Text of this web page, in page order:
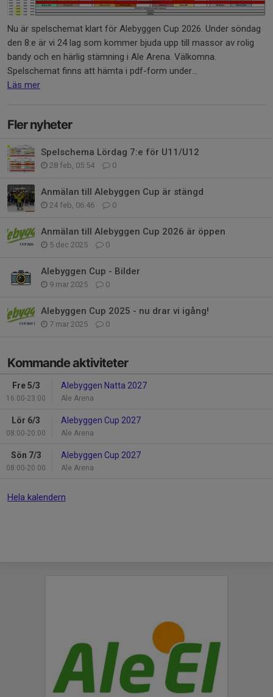
Nu är spelschemat klart för Alebyggen Cup 2026. Under söndag
den 8:e är vi 24 lag som kommer bjuda upp till massor av rolig
bandy och en härlig stämning i Ale Arena. Välkomna.
Spelschemat finns att hämta i pdf-form under...
Läs mer
Fler nyheter
Spelschema Lördag 7:e för U11/U12
28 feb, 05:54 0
Anmälan till Alebyggen Cup är stängd
24 feb, 06:46 0
Anmälan till Alebyggen Cup 2026 är öppen
5 dec 2025 0
Alebyggen Cup - Bilder
9 mar 2025 0
Alebyggen Cup 2025 - nu drar vi igång!
7 mar 2025 0
Kommande aktiviteter
Fre 5/3
16:00-23:00
Alebyggen Natta 2027
Ale Arena
Lör 6/3
08:00-20:00
Alebyggen Cup 2027
Ale Arena
Sön 7/3
08:00-20:00
Alebyggen Cup 2027
Ale Arena
Hela kalendern